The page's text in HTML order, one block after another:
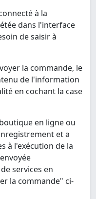
à la
dans l'interface
de saisir à
la commande, le
de l'information
en cochant la case
en ligne ou
et a
à l'exécution de la
services en
la commande" ci-